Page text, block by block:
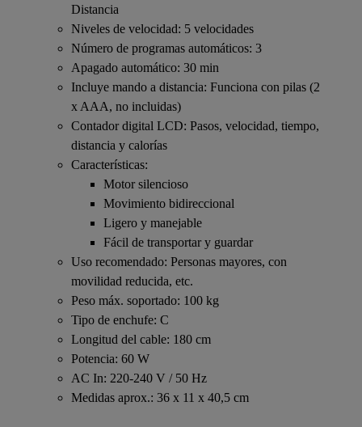
Distancia
Niveles de velocidad: 5 velocidades
Número de programas automáticos: 3
Apagado automático: 30 min
Incluye mando a distancia: Funciona con pilas (2
x AAA, no incluidas)
Contador digital LCD: Pasos, velocidad, tiempo,
distancia y calorías
Características:
Motor silencioso
Movimiento bidireccional
Ligero y manejable
Fácil de transportar y guardar
Uso recomendado: Personas mayores, con
movilidad reducida, etc.
Peso máx. soportado: 100 kg
Tipo de enchufe: C
Longitud del cable: 180 cm
Potencia: 60 W
AC In: 220-240 V / 50 Hz
Medidas aprox.: 36 x 11 x 40,5 cm